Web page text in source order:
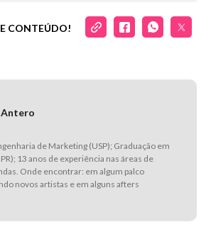
CONTEÚDO!
Antero
de Marketing (USP); Graduação em
13 anos de experiência nas áreas de
Onde encontrar: em algum palco
novos artistas e em alguns afters